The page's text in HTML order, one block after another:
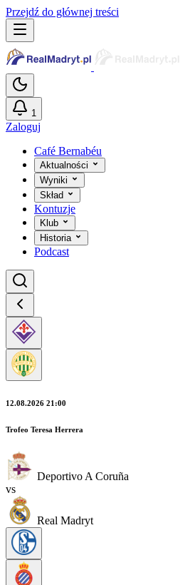
Przejdź do głównej treści
1
Zaloguj
Café Bernabéu
Aktualności
Wyniki
Skład
Kontuzje
Klub
Historia
Podcast
12.08.2026 21:00
Trofeo Teresa Herrera
Deportivo A Coruña
vs
Real Madryt